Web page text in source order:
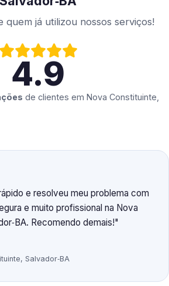
quem já utilizou nossos serviços!
4.9
de clientes em Nova Constituinte,
e resolveu meu problema com
e muito profissional na Nova
Recomendo demais!
Salvador‑BA